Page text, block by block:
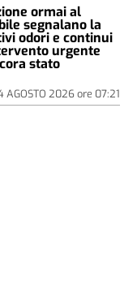
ormai al
segnalano la
odori e continui
urgente
stato
AGOSTO 2026ore 07:21